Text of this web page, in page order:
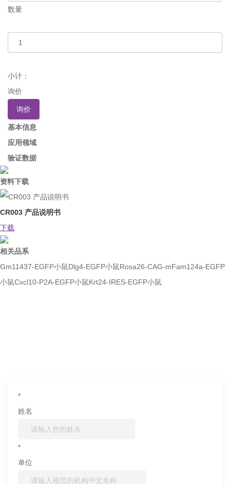
数量
小计：
询价
询价
基本信息
应用领域
验证数据
资料下载
CR003 产品说明书
下载
相关品系
Gm11437-EGFP小鼠Dlg4-EGFP小鼠Rosa26-CAG-mFam124a-EGFP
小鼠Cxcl10-P2A-EGFP小鼠Krt24-IRES-EGFP小鼠
*
姓名
*
单位